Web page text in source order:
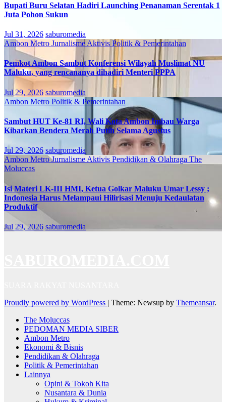
Bupati Buru Selatan Hadiri Launching Penanaman Serentak 1
Juta Pohon Sukun
Jul 31, 2026 saburomedia
Ambon Metro Jurnalisme Aktivis Politik & Pemerintahan
Pemkot Ambon Sambut Konferensi Wilayah Muslimat NU
Maluku, yang rencananya dihadiri Menteri PPPA
Jul 29, 2026 saburomedia
Ambon Metro Politik & Pemerintahan
Sambut HUT Ke-81 RI, Wali Kota Ambon Imbau Warga
Kibarkan Bendera Merah Putih Selama Agustus
Jul 29, 2026 saburomedia
Ambon MetroJurnalisme Aktivis Pendidikan & Olahraga The
Moluccas
Isi Materi LK-III HMI, Ketua Golkar Maluku Umar Lessy ;
Indonesia Harus Melampaui Hilirisasi Menuju Kedaulatan
Produktif
Jul 29, 2026 saburomedia
Proudly powered by WordPress | Theme: Newsup by Themeansar.
The Moluccas
PEDOMAN MEDIA SIBER
Ambon Metro
Ekonomi & Bisnis
Pendidikan & Olahraga
Politik & Pemerintahan
Lainnya
Opini & Tokoh Kita
Nusantara & Dunia